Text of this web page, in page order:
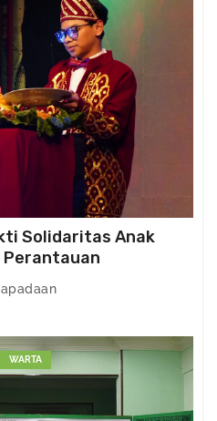
Solidaritas Anak
Perantauan
WARTA